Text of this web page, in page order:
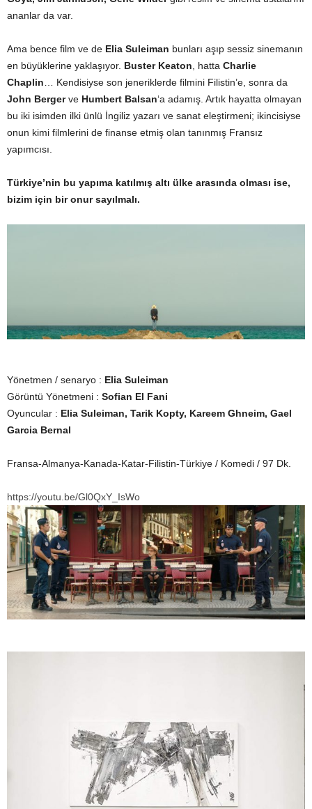
ananlar da var.
Ama bence film ve de Elia Suleiman bunları aşıp sessiz sinemanın
en büyüklerine yaklaşıyor. Buster Keaton, hatta Charlie
Chaplin… Kendisiyse son jeneriklerde filmini Filistin’e, sonra da
John Bergerve Humbert Balsan‘a adamış. Artık hayatta olmayan
bu iki isimden ilki ünlü İngiliz yazarı ve sanat eleştirmeni; ikincisiyse
onun kimi filmlerini de finanse etmiş olan tanınmış Fransız
yapımcısı.
Türkiye’nin bu yapıma katılmış altı ülke arasında olması ise,
bizim için bir onur sayılmalı.
Yönetmen / senaryo : Elia Suleiman
Görüntü Yönetmeni : Sofian El Fani
Oyuncular : Elia Suleiman, Tarik Kopty, Kareem Ghneim, Gael
Garcia Bernal
Fransa-Almanya-Kanada-Katar-Filistin-Türkiye / Komedi / 97 Dk.
https://youtu.be/Gl0QxY_IsWo